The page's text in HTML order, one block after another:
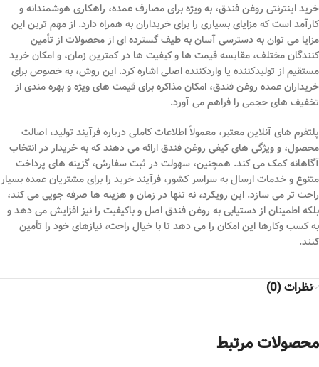
خرید اینترنتی روغن فندق، به ویژه برای مصارف عمده، راهکاری هوشمندانه و
کارآمد است که مزایای بسیاری را برای خریداران به همراه دارد. از مهم ترین این
مزایا می توان به دسترسی آسان به طیف گسترده ای از محصولات از تأمین
کنندگان مختلف، مقایسه قیمت ها و کیفیت ها در کمترین زمان، و امکان خرید
مستقیم از تولیدکننده یا واردکننده اصلی اشاره کرد. این روش، به خصوص برای
خریداران عمده روغن فندق، امکان مذاکره برای قیمت های ویژه و بهره مندی از
تخفیف های حجمی را فراهم می آورد.
پلتفرم های آنلاین معتبر، معمولاً اطلاعات کاملی درباره فرآیند تولید، اصالت
محصول، و ویژگی های کیفی روغن فندق ارائه می دهند که به خریدار در انتخاب
آگاهانه کمک می کند. همچنین، سهولت در ثبت سفارش، گزینه های پرداخت
متنوع و خدمات ارسال به سراسر کشور، فرآیند خرید را برای مشتریان عمده بسیار
راحت تر می سازد. این رویکرد، نه تنها در زمان و هزینه ها صرفه جویی می کند،
بلکه اطمینان از دستیابی به روغن فندق اصل و باکیفیت را نیز افزایش می دهد و
به کسب وکارها این امکان را می دهد تا با خیال راحت، نیازهای خود را تأمین
کنند.
نظرات (0)
محصولات مرتبط